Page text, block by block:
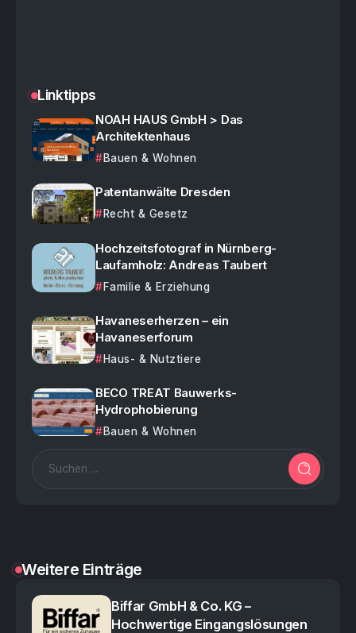
Linktipps
NOAH HAUS GmbH > Das
Architektenhaus
Bauen & Wohnen
Patentanwälte Dresden
Recht & Gesetz
Hochzeitsfotograf in Nürnberg-
Laufamholz: Andreas Taubert
Familie & Erziehung
Havaneserherzen – ein
Havaneserforum
Haus- & Nutztiere
BECO TREAT Bauwerks-
Hydrophobierung
Bauen & Wohnen
Weitere Einträge
Biffar GmbH & Co. KG –
Hochwertige Eingangslösungen